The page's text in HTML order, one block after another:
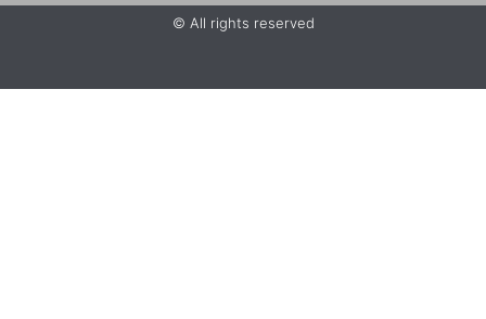
© All rights reserved